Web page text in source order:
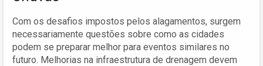
Com os desafios impostos pelos alagamentos, surgem
necessariamente questões sobre como as cidades
podem se preparar melhor para eventos similares no
futuro. Melhorias na infraestrutura de drenagem devem